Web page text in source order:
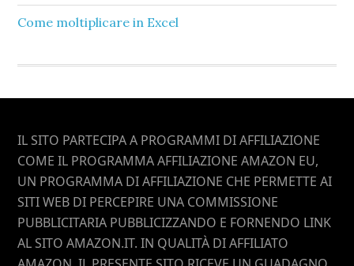
Come moltiplicare in Excel​
Footer
IL SITO PARTECIPA A PROGRAMMI DI AFFILIAZIONE
COME IL PROGRAMMA AFFILIAZIONE AMAZON EU,
UN PROGRAMMA DI AFFILIAZIONE CHE PERMETTE AI
SITI WEB DI PERCEPIRE UNA COMMISSIONE
PUBBLICITARIA PUBBLICIZZANDO E FORNENDO LINK
AL SITO AMAZON.IT. IN QUALITÀ DI AFFILIATO